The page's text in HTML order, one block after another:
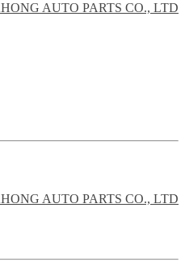
AUTO PARTS CO., LTD
AUTO PARTS CO., LTD